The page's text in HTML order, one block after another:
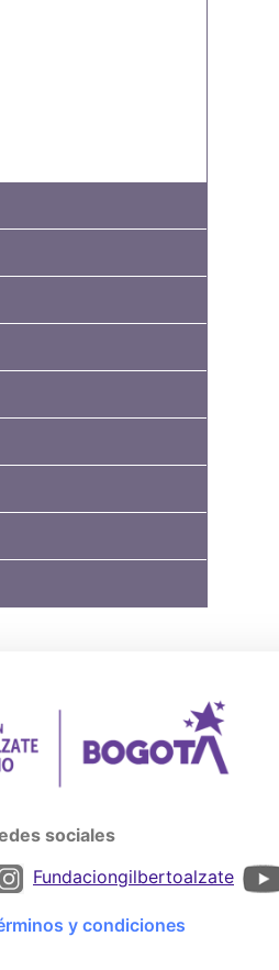
sociales
Fundaciongilbertoalzate
y condiciones